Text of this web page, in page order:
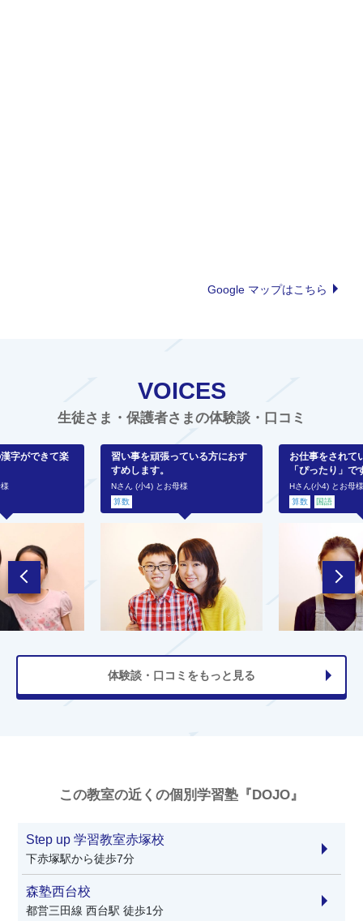
Google マップはこちら
VOICES
生徒さま・保護者さまの体験談・口コミ
字ができて楽
習い事を頑張っている方におす
すめします。
Nさん (小4) とお母様
算数
お仕事をされて
「ぴったり」で
Hさん(小4) とお母
算数
国語
体験談・口コミをもっと見る
この教室の近くの個別学習塾『DOJO』
Step up 学習教室赤塚校
下赤塚駅から徒歩7分
森塾西台校
都営三田線 西台駅 徒歩1分